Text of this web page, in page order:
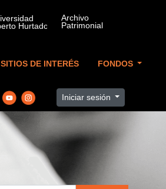
SITIOS DE INTERÉS FONDOS
Iniciar sesión